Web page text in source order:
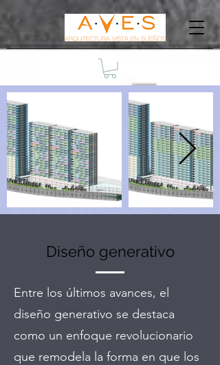
Diseño generativo
Entre los últimos avances, el
diseño generativo se destaca
como un enfoque revolucionario
que remodela la forma en que los